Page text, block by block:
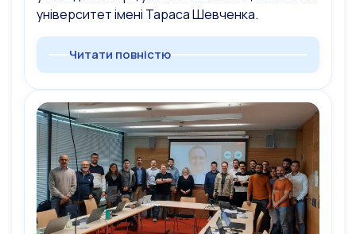
університет імені Тараса Шевченка.
Читати повністю